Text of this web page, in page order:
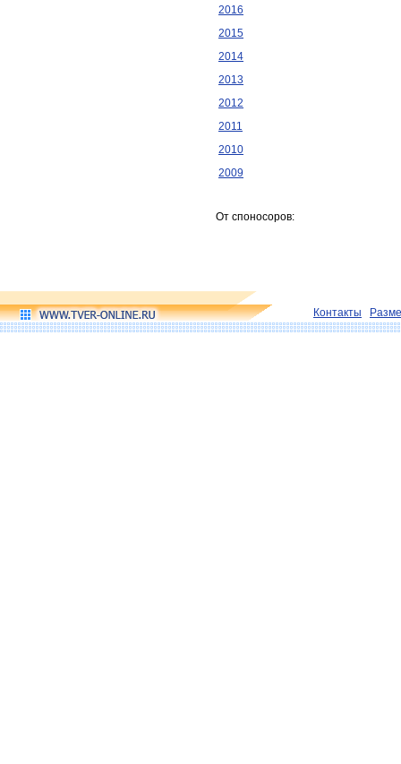
2016
2015
2014
2013
2012
2011
2010
2009
От споносоров:
Контакты